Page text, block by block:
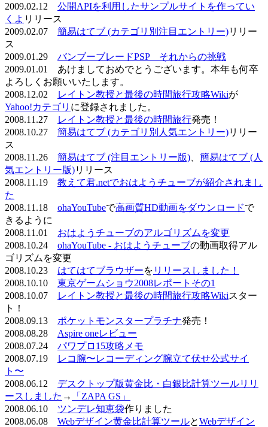
2009.02.12 公開APIを利用したサンプルサイトを作ってい
くよ リリース
2009.02.07 簡易はてブ (カテゴリ別注目エントリー)リリー
ス
2009.01.29 バンブーブレードPSP それからの挑戦
2009.01.01 あけましておめでとうございます。本年も何卒
よろしくお願いいたします。
2008.12.02
レイトン教授と最後の時間旅行攻略Wikiが
Yahoo!カテゴリ に登録されました。
2008.11.27
レイトン教授と最後の時間旅行発売！
2008.10.27 簡易はてブ (カテゴリ別人気エントリー)リリー
ス
2008.11.26 簡易はてブ (注目エントリー版)
簡易はてブ (人
気エントリー版)リリース
2008.11.19 教えて君.netでおはようチューブが紹介されまし
た
2008.11.18 ohaYouTubeで高画質HD動画をダウンロードで
きるように
2008.11.01 おはようチューブのアルゴリズムを変更
2008.10.24 ohaYouTube - おはようチューブの動画取得アル
ゴリズムを変更
2008.10.23 はてはてブラウザーを リリースしました！
2008.10.10 東京ゲームショウ2008レポートその1
2008.10.07
レイトン教授と最後の時間旅行攻略Wikiスター
ト！
2008.09.13 ポケットモンスタープラチナ発売！
2008.08.28 Aspire oneレビュー
2008.07.24 パワプロ15攻略メモ
2008.07.19
レコ腕〜レコーディング腕立て伏せ公式サイ
ト〜
2008.06.12 デスクトップ版黄金比・白銀比計算ツールリリ
ースしました →
「ZAPA GS」
2008.06.10 ツンデレ知恵袋作りました
2008.06.08 Webデザイン黄金比計算ツールとWebデザイン